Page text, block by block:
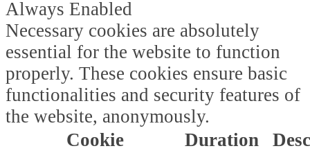
Always Enabled
Necessary cookies are absolutely
essential for the website to function
properly. These cookies ensure basic
functionalities and security features of
the website, anonymously.
Cookie
Duration